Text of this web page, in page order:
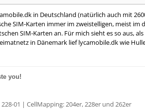
in Deutschland (natürlich auch mit
SIM-Karten immer im zweistelligen, meist
SIM-Karten an. Für mich sieht es so aus,
in Dänemark lief lycamobile.dk wie
you!
01 | CellMapping: 204er, 228er und 262er